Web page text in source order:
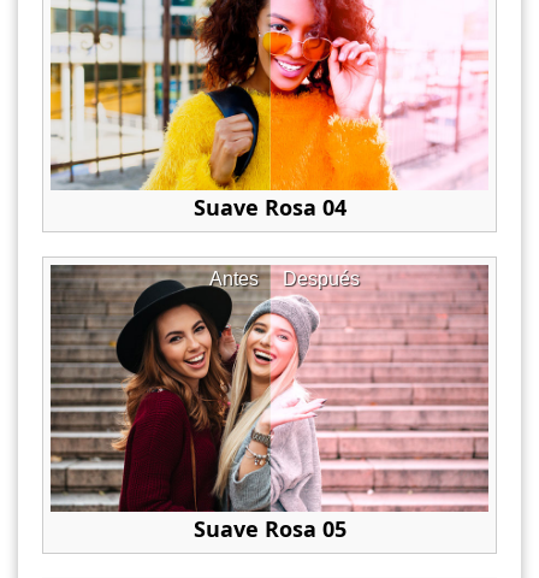
Suave Rosa 04
Después
Antes
Suave Rosa 05